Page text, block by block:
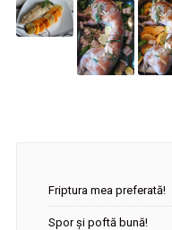
Friptura mea preferată!
Spor și poftă bună!